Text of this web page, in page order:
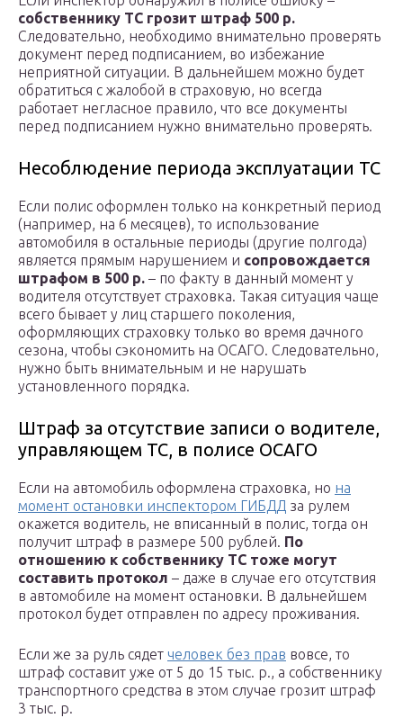
собственнику ТС грозит штраф 500 р.
Следовательно, необходимо внимательно проверять
документ перед подписанием, во избежание
неприятной ситуации. В дальнейшем можно будет
обратиться с жалобой в страховую, но всегда
работает негласное правило, что все документы
перед подписанием нужно внимательно проверять.
Несоблюдение периода эксплуатации ТС
Если полис оформлен только на конкретный период
(например, на 6 месяцев), то использование
автомобиля в остальные периоды (другие полгода)
является прямым нарушением и сопровождается
штрафом в 500 р. – по факту в данный момент у
водителя отсутствует страховка. Такая ситуация чаще
всего бывает у лиц старшего поколения,
оформляющих страховку только во время дачного
сезона, чтобы сэкономить на ОСАГО. Следовательно,
нужно быть внимательным и не нарушать
установленного порядка.
Штраф за отсутствие записи о водителе,
управляющем ТС, в полисе ОСАГО
Если на автомобиль оформлена страховка, но на
момент остановки инспектором ГИБДД за рулем
окажется водитель, не вписанный в полис, тогда он
получит штраф в размере 500 рублей. По
отношению к собственнику ТС тоже могут
составить протокол – даже в случае его отсутствия
в автомобиле на момент остановки. В дальнейшем
протокол будет отправлен по адресу проживания.
Если же за руль сядет человек без прав вовсе, то
штраф составит уже от 5 до 15 тыс. р., а собственнику
транспортного средства в этом случае грозит штраф
3 тыс. р.